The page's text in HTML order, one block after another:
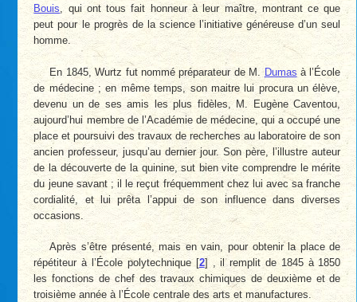
Bouis, qui ont tous fait honneur à leur maître, montrant ce que
peut pour le progrès de la science l’initiative généreuse d’un seul
homme.
En 1845, Wurtz fut nommé préparateur de M. Dumas à l’École
de médecine ; en même temps, son maitre lui procura un élève,
devenu un de ses amis les plus fidèles, M. Eugène Caventou,
aujourd’hui membre de l’Académie de médecine, qui a occupé une
place et poursuivi des travaux de recherches au laboratoire de son
ancien professeur, jusqu’au dernier jour. Son père, l’illustre auteur
de la découverte de la quinine, sut bien vite comprendre le mérite
du jeune savant ; il le reçut fréquemment chez lui avec sa franche
cordialité, et lui prêta l’appui de son influence dans diverses
occasions.
Après s’être présenté, mais en vain, pour obtenir la place de
répétiteur à l’École polytechnique[2], il remplit de 1845 à 1850
les fonctions de chef des travaux chimiques de deuxième et de
troisième année à l’École centrale des arts et manufactures.